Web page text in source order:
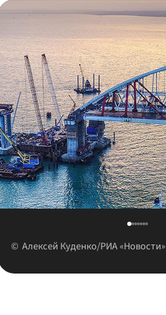
Алексей Куденко/РИА «Новости»